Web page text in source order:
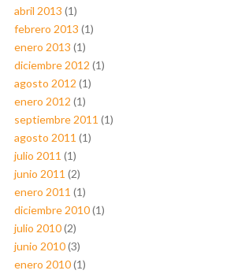
abril 2013 (1)
febrero 2013 (1)
enero 2013 (1)
diciembre 2012 (1)
agosto 2012 (1)
enero 2012 (1)
septiembre 2011 (1)
agosto 2011 (1)
julio 2011 (1)
junio 2011 (2)
enero 2011 (1)
diciembre 2010(1)
julio 2010(2)
junio 2010(3)
enero 2010(1)